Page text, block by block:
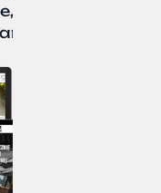
zacznij od